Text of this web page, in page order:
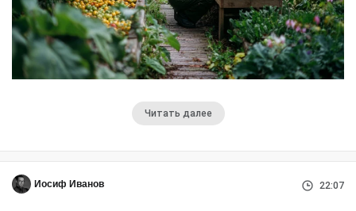
Читать далее
Иосиф Иванов 22:07